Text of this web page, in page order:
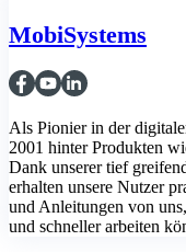
MobiSystems
Als Pionier in der
2001 hinter Produkten
Dank unserer tief
erhalten unsere Nutzer
und Anleitungen von
und schneller arbeiten